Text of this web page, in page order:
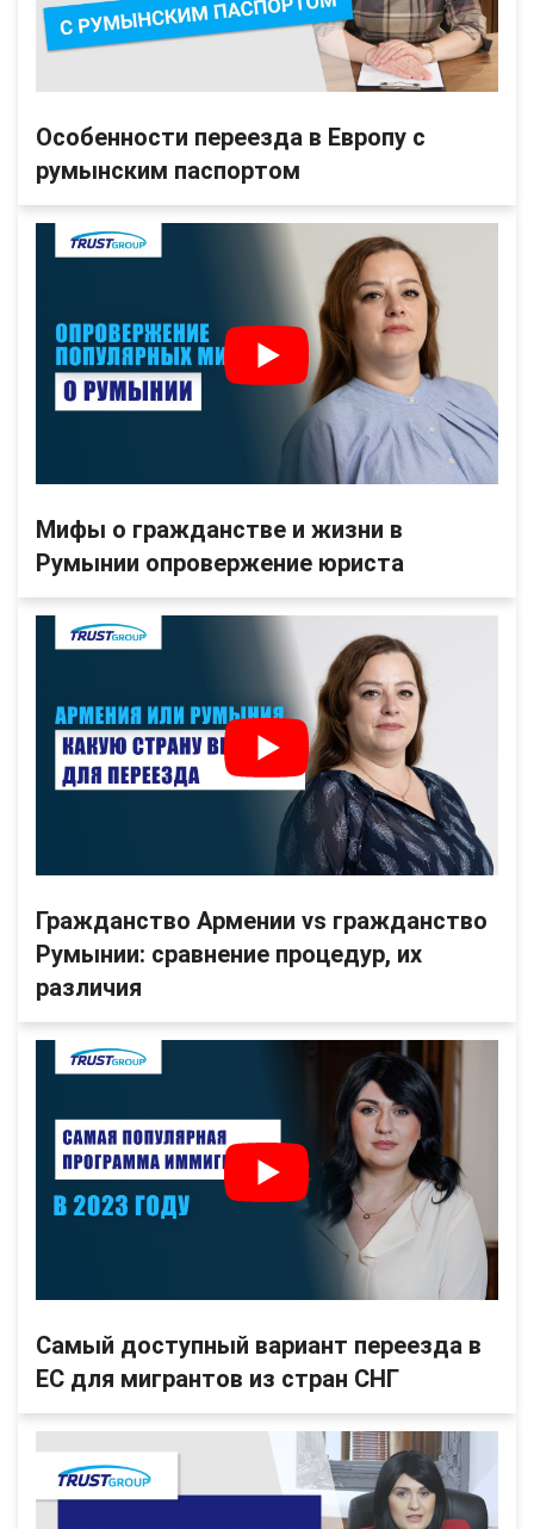
Особенности переезда в Европу с
румынским паспортом
Мифы о гражданстве и жизни в
Румынии опровержение юриста
Гражданство Армении vs гражданство
Румынии: сравнение процедур, их
различия
Самый доступный вариант переезда в
ЕС для мигрантов из стран СНГ